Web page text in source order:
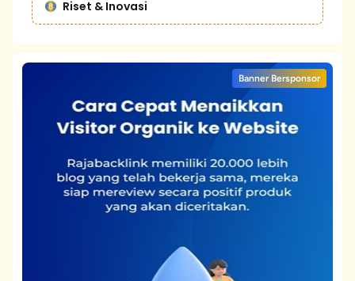
Riset & Inovasi
Banner Bersponsor